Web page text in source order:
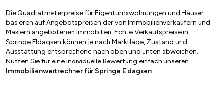
Die Quadratmeterpreise für Eigentumswohnungen und Häuser
basieren auf Angebotspreisen der von Immobilienverkäufern und
Maklern angebotenen Immobilien. Echte Verkaufspreise in
Springe Eldagsen können je nach Marktlage, Zustand und
Ausstattung entsprechend nach oben und unten abweichen.
Nutzen Sie für eine individuelle Bewertung einfach unseren
Immobilienwertrechner für Springe Eldagsen.